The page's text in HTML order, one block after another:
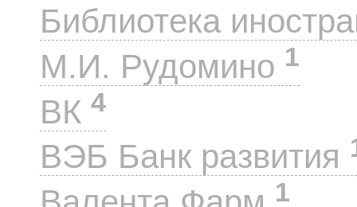
Библиотека
М.И. Рудомино 1
ВК 4
ВЭБ Банк развития
1